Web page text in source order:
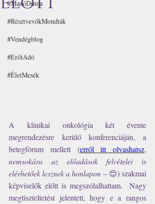
#ManóDuma
#RésztvevőkMondták
#Vendégblog
#ErőtAdó
#ÉletMesék
A klinikai onkológia két évente
megrendezésre kerülő konferenciáján, a
betegfórum mellett (erről itt olvashatsz,
nemsokára az előadások felvételei is
elérhetőek lesznek a honlapon – 😊) szakmai
képviselők előtt is megszólalhattam.  Nagy
megtiszteltetést jelentett, hogy e a rangos